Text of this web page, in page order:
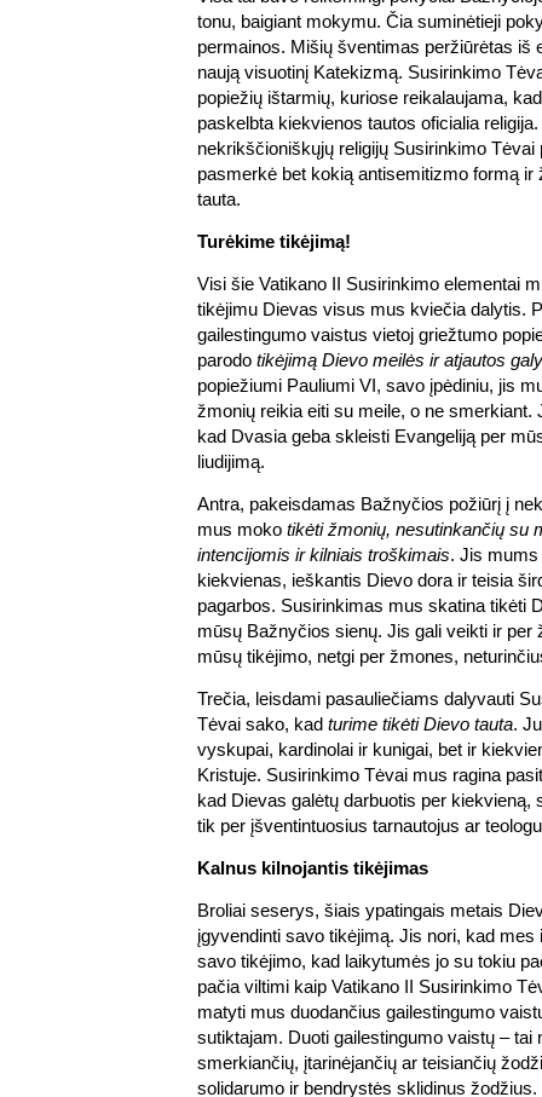
tonu, baigiant mokymu. Čia suminėtieji
permainos. Mišių šventimas peržiūrėtas iš
naują visuotinį Katekizmą. Susirinkimo
popiežių ištarmių, kuriose reikalaujama,
paskelbta kiekvienos tautos oficialia
nekrikščioniškųjų religijų Susirinkimo Tėvai
pasmerkė bet kokią antisemitizmo formą ir
tauta.
Turėkime tikėjimą!
Visi šie Vatikano II Susirinkimo elementai
tikėjimu Dievas visus mus kviečia dalytis.
gailestingumo vaistus vietoj griežtumo
parodo tikėjimą Dievo meilės ir atjautos
popiežiumi Pauliumi VI, savo įpėdiniu, jis
žmonių reikia eiti su meile, o ne smerkiant.
kad Dvasia geba skleisti Evangeliją per
liudijimą.
Antra, pakeisdamas Bažnyčios požiūrį į
mus moko tikėti žmonių, nesutinkančių su
intencijomis ir kilniais troškimais. Jis mums
kiekvienas, ieškantis Dievo dora ir teisia
pagarbos. Susirinkimas mus skatina tikėti
mūsų Bažnyčios sienų. Jis gali veikti ir per
mūsų tikėjimo, netgi per žmones,
Trečia, leisdami pasauliečiams dalyvauti
Tėvai sako, kad turime tikėti Dievo tauta.
vyskupai, kardinolai ir kunigai, bet ir
Kristuje. Susirinkimo Tėvai mus ragina
kad Dievas galėtų darbuotis per kiekvieną,
tik per įšventintuosius tarnautojus ar
Kalnus kilnojantis tikėjimas
Broliai seserys, šiais ypatingais metais
įgyvendinti savo tikėjimą. Jis nori, kad
savo tikėjimo, kad laikytumės jo su tokiu
pačia viltimi kaip Vatikano II Susirinkimo
matyti mus duodančius gailestingumo
sutiktajam. Duoti gailestingumo vaistų – tai
smerkiančių, įtarinėjančių ar teisiančių
solidarumo ir bendrystės sklidinus